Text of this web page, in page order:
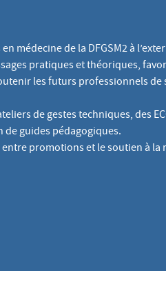
médecine de la DFGSM2 à
pratiques et théoriques,
les futurs professionnels de
de gestes techniques, des
de guides pédagogiques.
promotions et le soutien à la